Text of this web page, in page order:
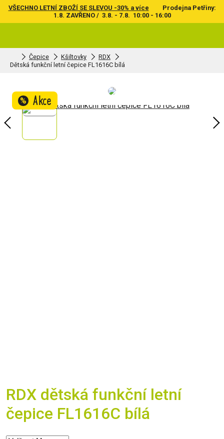
VŠECHNO LETNÍ ZBOŽÍ SE SLEVOU -30% a více
Prodejna Petřiny:
1.8. ZAVŘENO / 3.8. - 7.8. 10:00 - 16:00
Čepice Kšiltovky
RDX
Dětská funkční letní čepice FL1616C bílá
% Akce
RDX dětská funkční letní
čepice FL1616C bílá